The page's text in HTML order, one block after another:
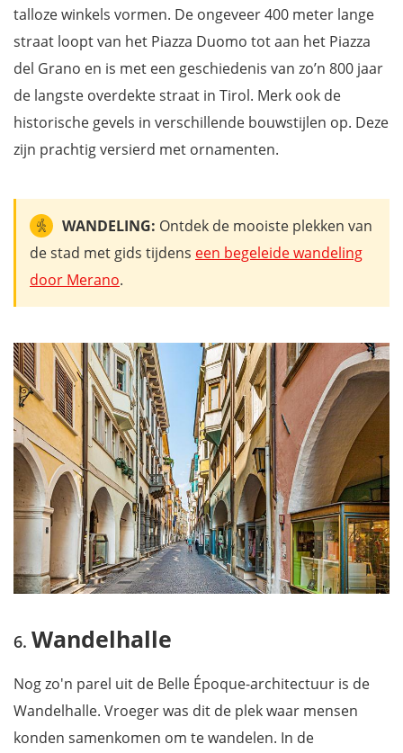
talloze winkels vormen. De ongeveer 400 meter lange
straat loopt van het Piazza Duomo tot aan het Piazza
del Grano en is met een geschiedenis van zo’n 800 jaar
de langste overdekte straat in Tirol. Merk ook de
historische gevels in verschillende bouwstijlen op. Deze
zijn prachtig versierd met ornamenten.
WANDELING: Ontdek de mooiste plekken van
de stad met gids tijdens een begeleide wandeling
door Merano.
Wandelhalle
Nog zo'n parel uit de Belle Époque-architectuur is de
Wandelhalle. Vroeger was dit de plek waar mensen
konden samenkomen om te wandelen. In de